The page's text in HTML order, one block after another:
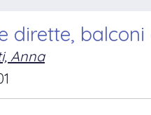
dirette,
Anna